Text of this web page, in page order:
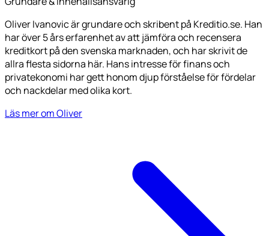
Oliver Ivanovic är grundare och skribent på Kreditio.se. Han
har över 5 års erfarenhet av att jämföra och recensera
kreditkort på den svenska marknaden, och har skrivit de
allra flesta sidorna här. Hans intresse för finans och
privatekonomi har gett honom djup förståelse för fördelar
och nackdelar med olika kort.
Läs mer om Oliver